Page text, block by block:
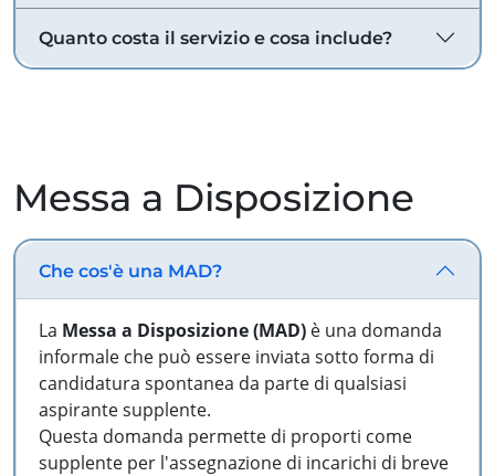
Quanto costa il servizio e cosa include?
Messa a Disposizione
Che cos'è una MAD?
La Messa a Disposizione (MAD) è una domanda
informale che può essere inviata sotto forma di
candidatura spontanea da parte di qualsiasi
aspirante supplente.
Questa domanda permette di proporti come
supplente per l'assegnazione di incarichi di breve